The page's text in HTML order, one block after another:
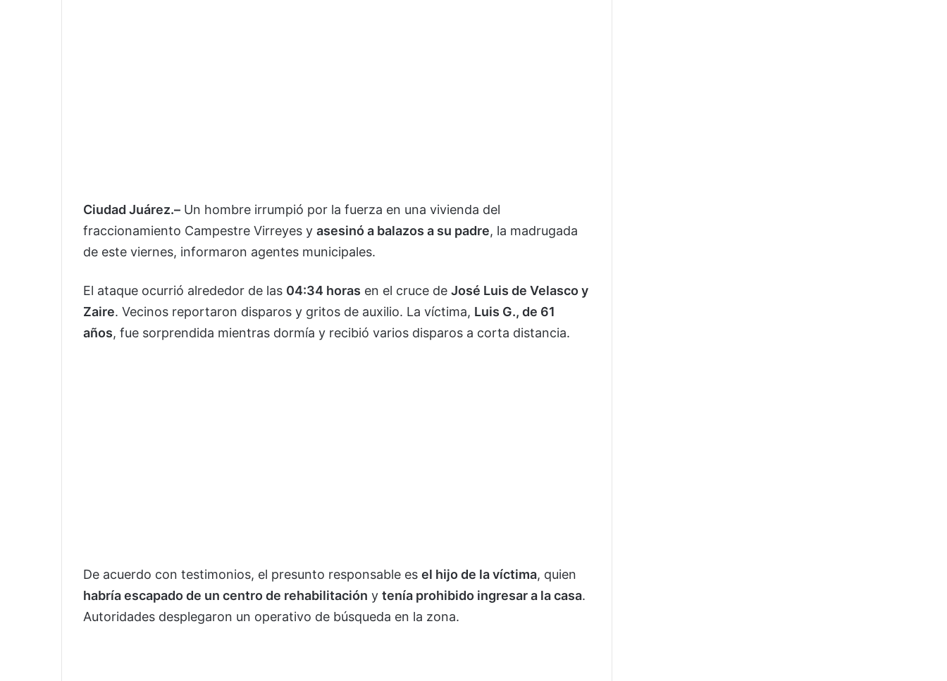
Ciudad Juárez.– Un hombre irrumpió por la fuerza en una vivienda del
fraccionamiento Campestre Virreyes y asesinó a balazos a su padre, la madrugada
de este viernes, informaron agentes municipales.
El ataque ocurrió alrededor de las 04:34 horas en el cruce de José Luis de Velasco y
Zaire. Vecinos reportaron disparos y gritos de auxilio. La víctima, Luis G., de 61
años, fue sorprendida mientras dormía y recibió varios disparos a corta distancia.
De acuerdo con testimonios, el presunto responsable es el hijo de la víctima, quien
habría escapado de un centro de rehabilitación y tenía prohibido ingresar a la casa.
Autoridades desplegaron un operativo de búsqueda en la zona.